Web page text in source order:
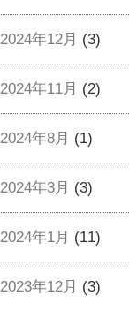
2024年12月 (3)
2024年11月 (2)
2024年8月 (1)
2024年3月 (3)
2024年1月 (11)
2023年12月 (3)